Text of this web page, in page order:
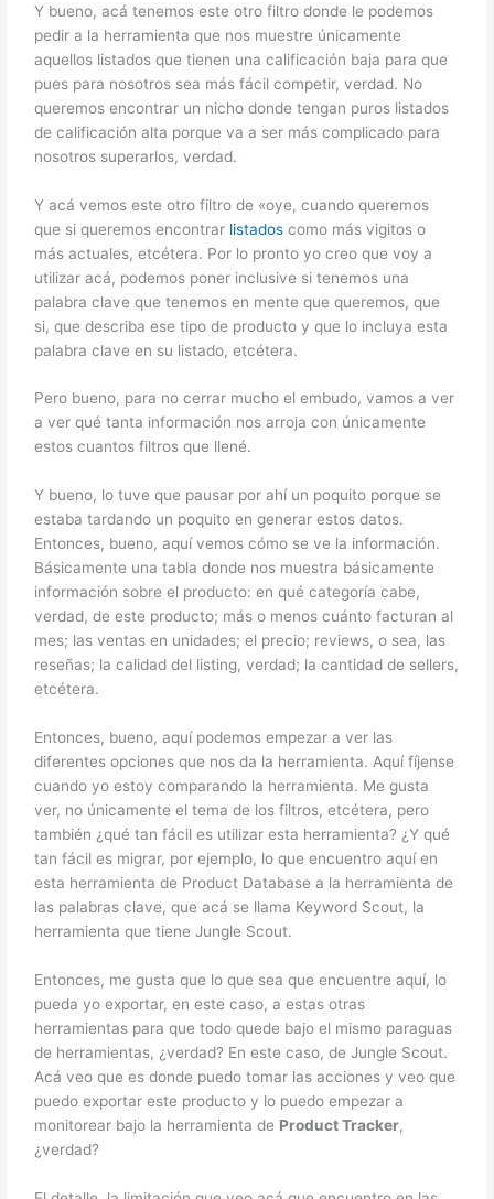
Y bueno, acá tenemos este otro filtro donde le podemos
pedir a la herramienta que nos muestre únicamente
aquellos listados que tienen una calificación baja para que
pues para nosotros sea más fácil competir, verdad. No
queremos encontrar un nicho donde tengan puros listados
de calificación alta porque va a ser más complicado para
nosotros superarlos, verdad.
Y acá vemos este otro filtro de «oye, cuando queremos
que si queremos encontrar listadoscomo más vigitos o
más actuales, etcétera. Por lo pronto yo creo que voy a
utilizar acá, podemos poner inclusive si tenemos una
palabra clave que tenemos en mente que queremos, que
si, que describa ese tipo de producto y que lo incluya esta
palabra clave en su listado, etcétera.
Pero bueno, para no cerrar mucho el embudo, vamos a ver
a ver qué tanta información nos arroja con únicamente
estos cuantos filtros que llené.
Y bueno, lo tuve que pausar por ahí un poquito porque se
estaba tardando un poquito en generar estos datos.
Entonces, bueno, aquí vemos cómo se ve la información.
Básicamente una tabla donde nos muestra básicamente
información sobre el producto: en qué categoría cabe,
verdad, de este producto; más o menos cuánto facturan al
mes; las ventas en unidades; el precio; reviews, o sea, las
reseñas; la calidad del listing, verdad; la cantidad de sellers,
etcétera.
Entonces, bueno, aquí podemos empezar a ver las
diferentes opciones que nos da la herramienta. Aquí fíjense
cuando yo estoy comparando la herramienta. Me gusta
ver, no únicamente el tema de los filtros, etcétera, pero
también ¿qué tan fácil es utilizar esta herramienta? ¿Y qué
tan fácil es migrar, por ejemplo, lo que encuentro aquí en
esta herramienta de Product Database a la herramienta de
las palabras clave, que acá se llama Keyword Scout, la
herramienta que tiene Jungle Scout.
Entonces, me gusta que lo que sea que encuentre aquí, lo
pueda yo exportar, en este caso, a estas otras
herramientas para que todo quede bajo el mismo paraguas
de herramientas, ¿verdad? En este caso, de Jungle Scout.
Acá veo que es donde puedo tomar las acciones y veo que
puedo exportar este producto y lo puedo empezar a
monitorear bajo la herramienta de Product Tracker,
¿verdad?